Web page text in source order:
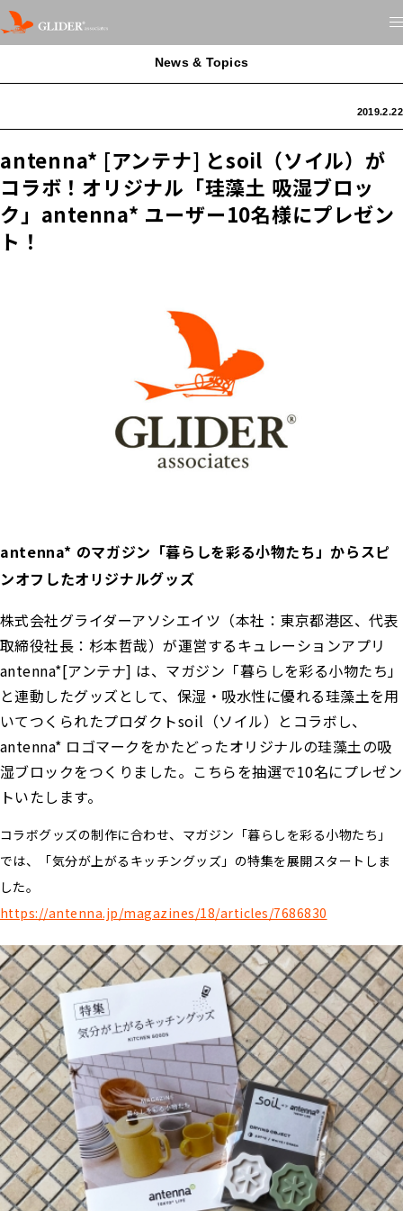
News & Topics
2019.2.22
antenna* [アンテナ] とsoil（ソイル）が
コラボ！オリジナル「珪藻土 吸湿ブロッ
ク」antenna* ユーザー10名様にプレゼン
ト！
antenna* のマガジン「暮らしを彩る小物たち」からスピ
ンオフしたオリジナルグッズ
株式会社グライダーアソシエイツ（本社：東京都港区、代表
取締役社⻑：杉本哲哉）が運営するキュレーションアプリ
antenna*[アンテナ] は、マガジン「暮らしを彩る小物たち」
と連動したグッズとして、保湿・吸水性に優れる珪藻土を用
いてつくられたプロダクトsoil（ソイル）とコラボし、
antenna* ロゴマークをかたどったオリジナルの珪藻土の吸
湿ブロックをつくりました。こちらを抽選で10名にプレゼン
トいたします。
コラボグッズの制作に合わせ、マガジン「暮らしを彩る小物たち」
では、「気分が上がるキッチングッズ」の特集を展開スタートしま
した。
https://antenna.jp/magazines/18/articles/7686830